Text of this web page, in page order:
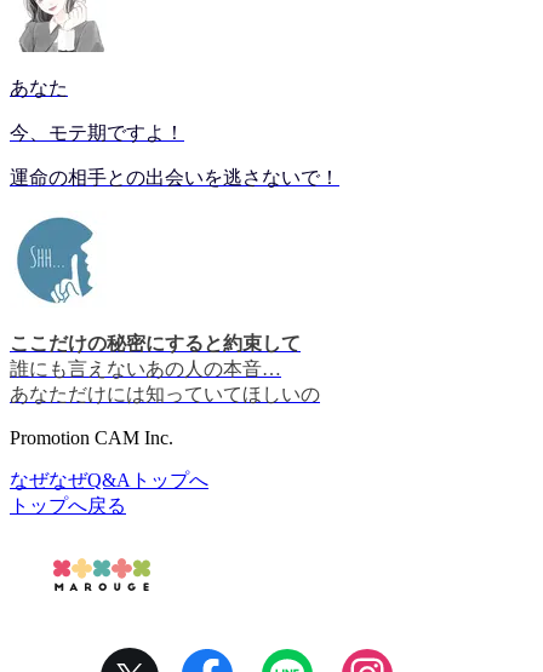
あなた
今、モテ期ですよ！
運命の相手との出会いを逃さないで！
ここだけの秘密にすると約束して
誰にも言えないあの人の本音…
あなただけには知っていてほしいの
Promotion CAM Inc.
なぜなぜQ&Aトップへ
トップへ戻る